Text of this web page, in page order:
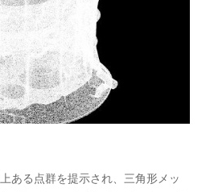
ある点群を提示され、三角形メッ